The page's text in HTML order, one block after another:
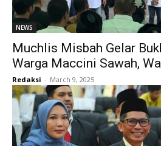
NEWS
Muchlis Misbah Gelar
Warga Maccini Sawah,
Redaksi - March 9, 2025